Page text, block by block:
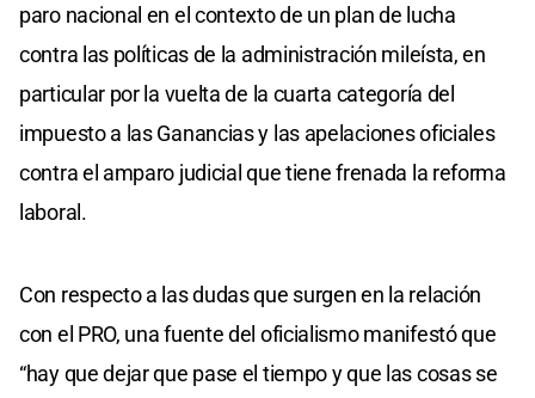
paro nacional en el contexto de un plan de lucha
contra las políticas de la administración mileísta, en
particular por la vuelta de la cuarta categoría del
impuesto a las Ganancias y las apelaciones oficiales
contra el amparo judicial que tiene frenada la reforma
laboral.
Con respecto a las dudas que surgen en la relación
con el PRO, una fuente del oficialismo manifestó que
“hay que dejar que pase el tiempo y que las cosas se